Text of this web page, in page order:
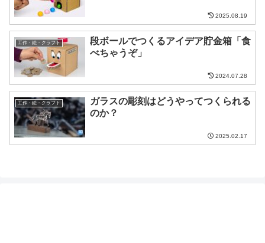
2025.08.19
工作・絵・クラフト
段ボールでつくるアイデア貯金箱「食
べちゃうぞ」
2024.07.28
工作・絵・クラフト
ガラスの彫刻はどうやってつくられる
のか？
2025.02.17